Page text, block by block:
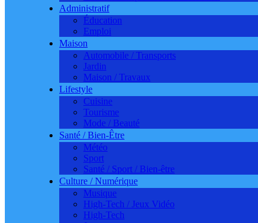
Administratif
Éducation
Emploi
Maison
Automobile / Transports
Jardin
Maison / Travaux
Lifestyle
Cuisine
Tourisme
Mode / Beauté
Santé / Bien-Être
Météo
Sport
Santé / Sport / Bien-être
Culture / Numérique
Musique
High-Tech / Jeux Vidéo
High-Tech